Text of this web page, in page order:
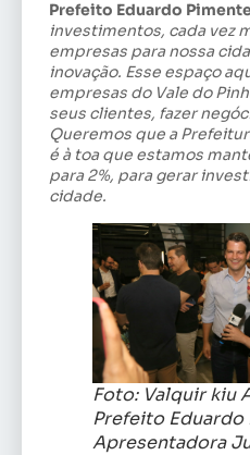
Prefeito Eduardo
investimentos, cada vez
empresas para nossa
inovação. Esse espaço
empresas do Vale do
seus clientes, fazer
Queremos que a
é à toa que estamos
para 2%, para gerar
cidade.
Foto: Valquir kiu
Prefeito Eduardo
Apresentadora